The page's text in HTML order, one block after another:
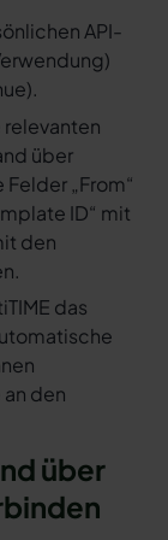
API-
relevanten
über
„From“
ID“ mit
den
das
den
über